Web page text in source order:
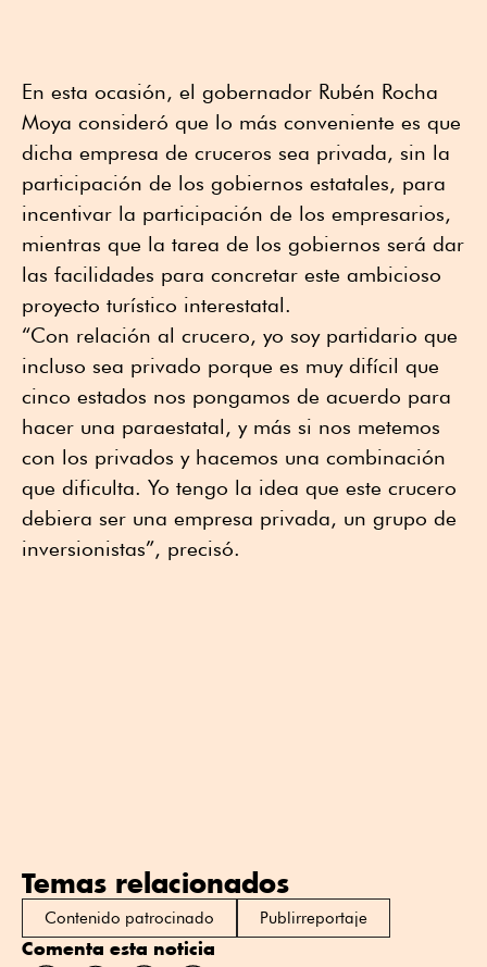
En esta ocasión, el gobernador Rubén Rocha
Moya consideró que lo más conveniente es que
dicha empresa de cruceros sea privada, sin la
participación de los gobiernos estatales, para
incentivar la participación de los empresarios,
mientras que la tarea de los gobiernos será dar
las facilidades para concretar este ambicioso
proyecto turístico interestatal.
“Con relación al crucero, yo soy partidario que
incluso sea privado porque es muy difícil que
cinco estados nos pongamos de acuerdo para
hacer una paraestatal, y más si nos metemos
con los privados y hacemos una combinación
que dificulta. Yo tengo la idea que este crucero
debiera ser una empresa privada, un grupo de
inversionistas”, precisó.
Temas relacionados
Contenido patrocinado Publirreportaje
Comenta esta noticia